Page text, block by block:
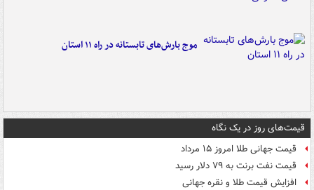
موج بارش‌های تابستانه در راه ۱۱ استان
قیمت‌های روز در یک نگاه
قیمت جهانی طلا امروز ۱۵ مرداد
قیمت نفت برنت به ۷۹ دلار رسید
افزایش قیمت طلا و نقره جهانی